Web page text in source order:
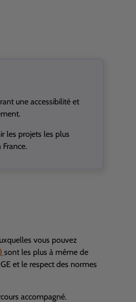
une accessibilité et
les projets les plus
vous pouvez
sont les plus à même de
et le respect des normes
accompagné.